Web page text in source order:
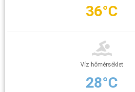
36°C
Víz hőmérséklet
28°C